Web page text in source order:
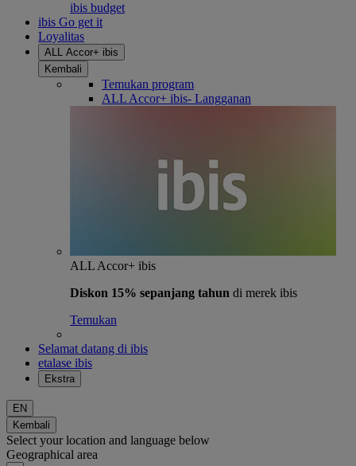
ibis budget
ibis Go get it
Loyalitas
ALL Accor+ ibis
Kembali
Temukan program
ALL Accor+ ibis- Langganan
ALL Accor+ ibis
Diskon 15% sepanjang tahun di merek ibis
Temukan
Selamat datang di ibis
etalase ibis
Ekstra
EN
Kembali
Select your location and language below
Geographical area